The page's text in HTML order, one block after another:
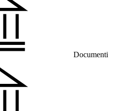
Documenti